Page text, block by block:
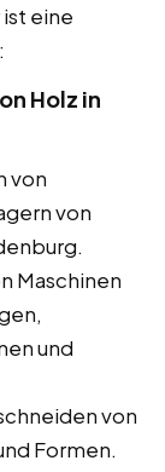
eine
Holz in
von
von
Maschinen
und
von
Formen.